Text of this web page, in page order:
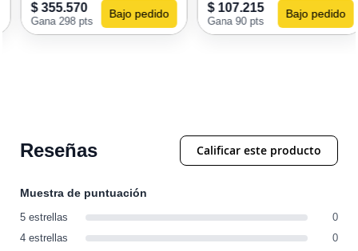
$ 355.570
Gana 298 pts
Bajo pedido $ 107.215
Gana 90 pts
Bajo pedido
Reseñas Calificar este producto
Muestra de puntuación
5 estrellas
0
4 estrellas
0